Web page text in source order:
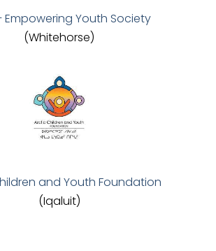
Empowering Youth Society
(Whitehorse)
and Youth Foundation
(Iqaluit)